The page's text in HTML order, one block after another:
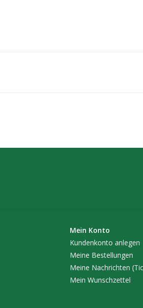
Mein Konto
Kundenkonto anlegen
Meine Bestellungen
Meine Nachrichten
Mein Wunschzettel